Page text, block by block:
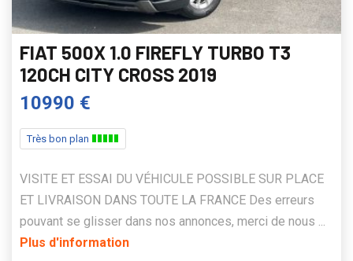
FIAT 500X 1.0 FIREFLY TURBO T3
120CH CITY CROSS 2019
10990 €
Très bon plan
VISITE ET ESSAI DU VÉHICULE POSSIBLE SUR PLACE
ET LIVRAISON DANS TOUTE LA FRANCE Des erreurs
pouvant se glisser dans nos annonces, merci de nous ...
Plus d'information